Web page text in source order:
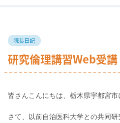
院長日記
研究倫理講習Web受講
皆さんこんにちは、栃木県宇都宮
さて、以前自治医科大学との共同研